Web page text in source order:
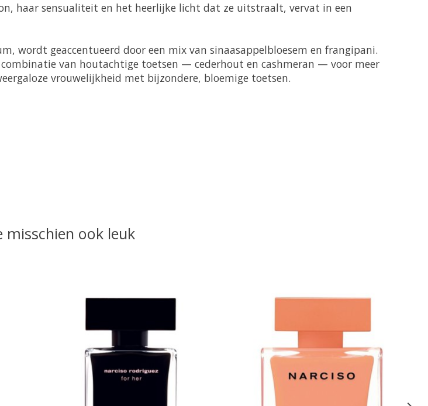
haar sensualiteit en het heerlijke licht dat ze uitstraalt, vervat in een
wordt geaccentueerd door een mix van sinaasappelbloesem en frangipani.
van houtachtige toetsen — cederhout en cashmeran — voor meer
vrouwelijkheid met bijzondere, bloemige toetsen.
misschien ook leuk